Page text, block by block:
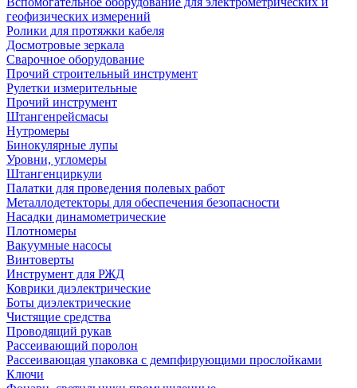
геофизических измерений
Ролики для протяжки кабеля
Досмотровые зеркала
Сварочное оборудование
Прочий строительный инструмент
Рулетки измерительные
Прочий инструмент
Штангенрейсмасы
Нутромеры
Бинокулярные лупы
Уровни, угломеры
Штангенциркули
Палатки для проведения полевых работ
Металлодетекторы для обеспечения безопасности
Насадки динамометрические
Плотномеры
Вакуумные насосы
Винтоверты
Инструмент для РЖД
Коврики диэлектрические
Боты диэлектрические
Чистящие средства
Проводящий рукав
Рассеивающий поролон
Рассеивающая упаковка с демпфирующими прослойками
Ключи